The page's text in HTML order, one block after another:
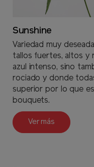
Sunshine
Variedad muy
tallos fuertes, altos y
azul intenso, sino
rociado y donde
superior por lo que
bouquets.
Ver más